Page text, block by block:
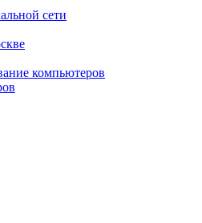
сети
компьютеров